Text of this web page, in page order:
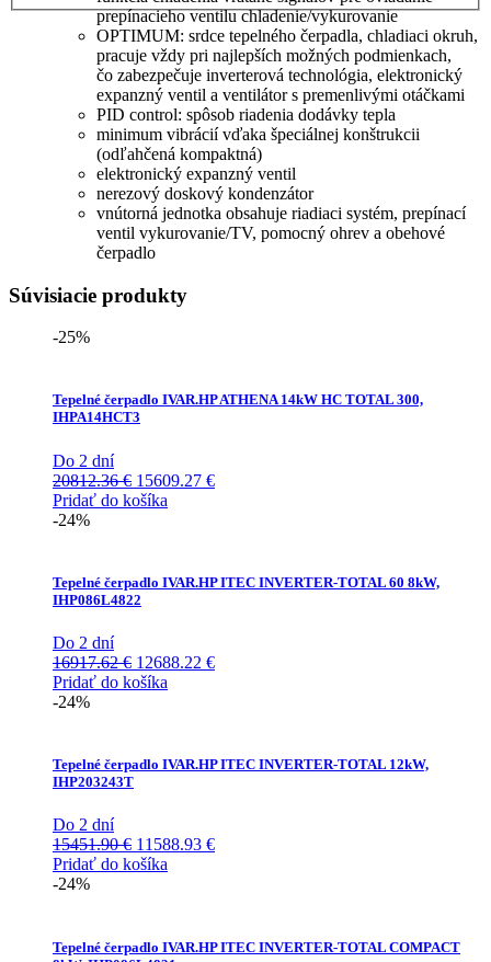
prepínacieho ventilu chladenie/vykurovanie
OPTIMUM: srdce tepelného čerpadla, chladiaci okruh,
pracuje vždy pri najlepších možných podmienkach,
čo zabezpečuje inverterová technológia, elektronický
expanzný ventil a ventilátor s premenlivými otáčkami
PID control: spôsob riadenia dodávky tepla
minimum vibrácií vďaka špeciálnej konštrukcii
(odľahčená kompaktná)
elektronický expanzný ventil
nerezový doskový kondenzátor
vnútorná jednotka obsahuje riadiaci systém, prepínací
ventil vykurovanie/TV, pomocný ohrev a obehové
čerpadlo
Súvisiacie produkty
-25%
Tepelné čerpadlo IVAR.HP ATHENA 14kW HC TOTAL 300,
IHPA14HCT3
Do 2 dní
20812.36€ Pôvodná
cena
15609.27 €Aktuálna
Pridať do košíka
-24%
Tepelné čerpadlo IVAR.HP ITEC INVERTER-TOTAL 60 8kW,
IHP086L4822
Do 2 dní
16917.62€ Pôvodná
cena
12688.22 €Aktuálna
Pridať do košíka
-24%
Tepelné čerpadlo IVAR.HP ITEC INVERTER-TOTAL 12kW,
IHP203243T
Do 2 dní
15451.90€ Pôvodná
cena
11588.93 €Aktuálna
Pridať do košíka
-24%
Tepelné čerpadlo IVAR.HP ITEC INVERTER-TOTAL COMPACT